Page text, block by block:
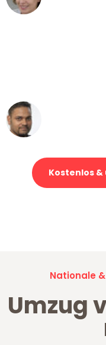
Kostenlos
Nationale
Umzug